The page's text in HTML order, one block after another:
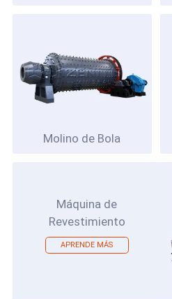
Molino de Bola
Máquina de
Revestimiento
APRENDE MÁS